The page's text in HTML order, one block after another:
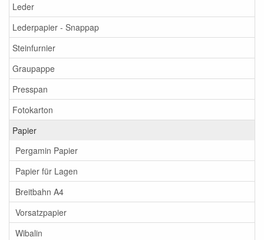
Leder
Lederpapier - Snappap
Steinfurnier
Graupappe
Presspan
Fotokarton
Papier
Pergamin Papier
Papier für Lagen
Breitbahn A4
Vorsatzpapier
Wibalin